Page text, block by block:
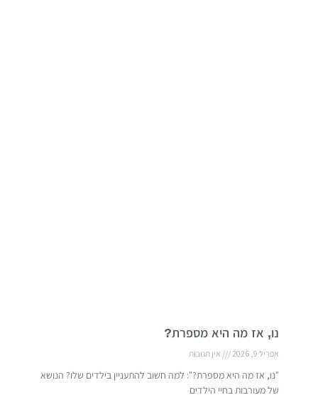
נו, אז מה היא מספרת?
אפריל 9, 2026 אין תגובות
"נו, אז מה היא מספרת?": למה חשוב להתעניין בילדים שלו? הנושא
של מעורבות בחיי הילדים